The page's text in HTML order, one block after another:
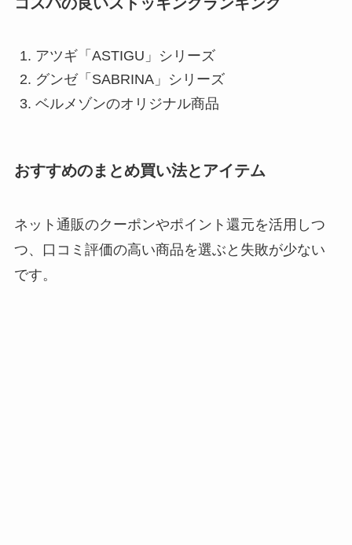
コスパの良いストッキングランキング
アツギ「ASTIGU」シリーズ
グンゼ「SABRINA」シリーズ
ベルメゾンのオリジナル商品
おすすめのまとめ買い法とアイテム
ネット通販のクーポンやポイント還元を活用しつ
つ、口コミ評価の高い商品を選ぶと失敗が少ない
です。